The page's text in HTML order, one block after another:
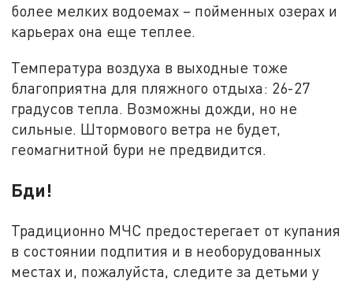
более мелких водоемах – пойменных озерах и
карьерах она еще теплее.
Температура воздуха в выходные тоже
благоприятна для пляжного отдыха: 26-27
градусов тепла. Возможны дожди, но не
сильные. Штормового ветра не будет,
геомагнитной бури не предвидится.
Бди!
Традиционно МЧС предостерегает от купания
в состоянии подпития и в необорудованных
местах и, пожалуйста, следите за детьми у